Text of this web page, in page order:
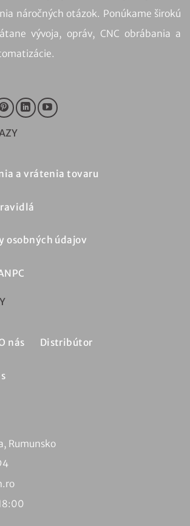
náročných otázok. Ponúkame širokú
vývoja, opráv, CNC obrábania a
a vrátenia tovaru
osobných údajov
nás Distribútor
Rumunsko